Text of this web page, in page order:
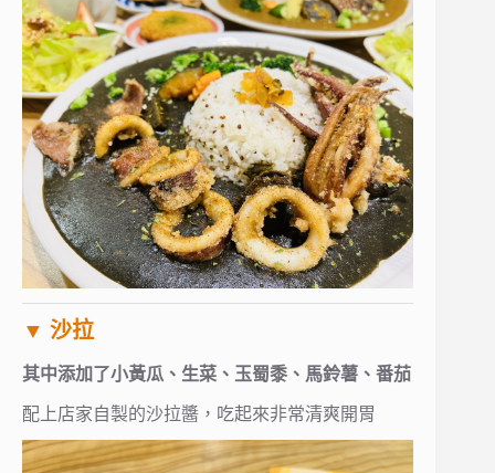
▼ 沙拉
其中添加了小黃瓜、生菜、玉蜀黍、馬鈴薯、番茄
配上店家自製的沙拉醬，吃起來非常清爽開胃